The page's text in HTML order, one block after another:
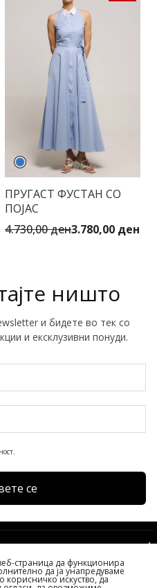
ПРУГАСТ ФУСТАН СО
ПОЈАС
4.730,00 ден3.780,00 ден
ништо
и бидете во тек со
и ексклузивни понуди.
се
страница да функционира
да ја унапредуваме
искуство, да